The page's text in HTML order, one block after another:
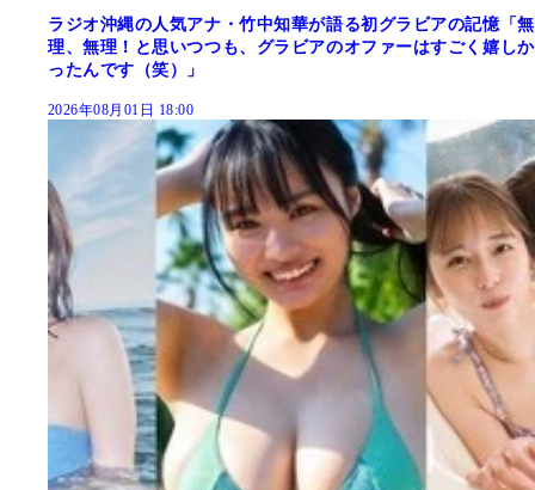
ラジオ沖縄の人気アナ・竹中知華が語る初グラビアの記憶「無
理、無理！と思いつつも、グラビアのオファーはすごく嬉しか
ったんです（笑）」
2026年08月01日 18:00